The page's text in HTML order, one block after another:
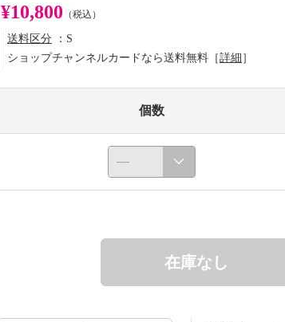
¥10,800 （税込）
送料区分 ：S
ショップチャンネルカードなら送料無料［詳細 ］
個数
在庫なし